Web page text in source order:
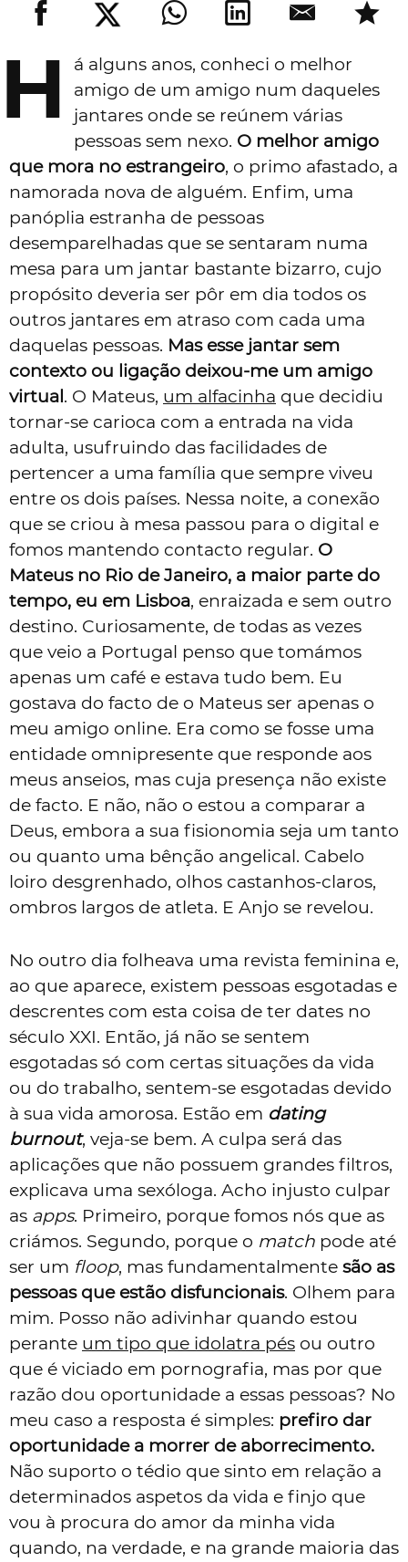
H
á alguns anos, conheci o melhor
amigo de um amigo num daqueles
jantares onde se reúnem várias
pessoas sem nexo. O melhor amigo
que mora no estrangeiro, o primo afastado, a
namorada nova de alguém. Enfim, uma
panóplia estranha de pessoas
desemparelhadas que se sentaram numa
mesa para um jantar bastante bizarro, cujo
propósito deveria ser pôr em dia todos os
outros jantares em atraso com cada uma
daquelas pessoas. Mas esse jantar sem
contexto ou ligação deixou-me um amigo
virtual. O Mateus, um alfacinha que decidiu
tornar-se carioca com a entrada na vida
adulta, usufruindo das facilidades de
pertencer a uma família que sempre viveu
entre os dois países. Nessa noite, a conexão
que se criou à mesa passou para o digital e
fomos mantendo contacto regular. O
Mateus no Rio de Janeiro, a maior parte do
tempo, eu em Lisboa, enraizada e sem outro
destino. Curiosamente, de todas as vezes
que veio a Portugal penso que tomámos
apenas um café e estava tudo bem. Eu
gostava do facto de o Mateus ser apenas o
meu amigo online. Era como se fosse uma
entidade omnipresente que responde aos
meus anseios, mas cuja presença não existe
de facto. E não, não o estou a comparar a
Deus, embora a sua fisionomia seja um tanto
ou quanto uma bênção angelical. Cabelo
loiro desgrenhado, olhos castanhos-claros,
ombros largos de atleta. E Anjo se revelou.
No outro dia folheava uma revista feminina e,
ao que aparece, existem pessoas esgotadas e
descrentes com esta coisa de ter dates no
século XXI. Então, já não se sentem
esgotadas só com certas situações da vida
ou do trabalho, sentem-se esgotadas devido
à sua vida amorosa. Estão em dating
burnout, veja-se bem. A culpa será das
aplicações que não possuem grandes filtros,
explicava uma sexóloga. Acho injusto culpar
as apps. Primeiro, porque fomos nós que as
criámos. Segundo, porque o match pode até
ser um floop, mas fundamentalmente são as
pessoas que estão disfuncionais. Olhem para
mim. Posso não adivinhar quando estou
perante um tipo que idolatra pés ou outro
que é viciado em pornografia, mas por que
razão dou oportunidade a essas pessoas? No
meu caso a resposta é simples: prefiro dar
oportunidade a morrer de aborrecimento.
Não suporto o tédio que sinto em relação a
determinados aspetos da vida e finjo que
vou à procura do amor da minha vida
quando, na verdade, e na grande maioria das